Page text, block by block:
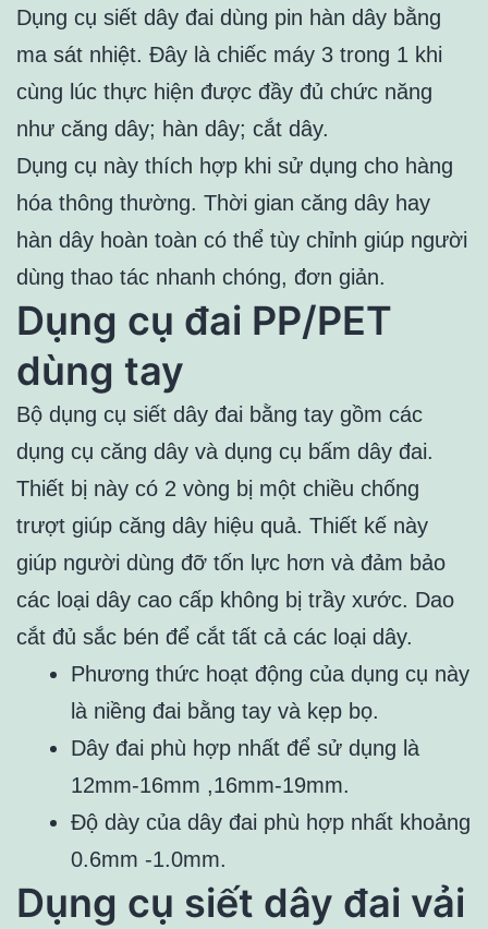
Dụng cụ siết dây đai dùng pin hàn dây bằng
ma sát nhiệt. Đây là chiếc máy 3 trong 1 khi
cùng lúc thực hiện được đầy đủ chức năng
như căng dây; hàn dây; cắt dây.
Dụng cụ này thích hợp khi sử dụng cho hàng
hóa thông thường. Thời gian căng dây hay
hàn dây hoàn toàn có thể tùy chỉnh giúp người
dùng thao tác nhanh chóng, đơn giản.
Dụng cụ đai PP/PET
dùng tay
Bộ dụng cụ siết dây đai bằng tay gồm các
dụng cụ căng dây và dụng cụ bấm dây đai.
Thiết bị này có 2 vòng bị một chiều chống
trượt giúp căng dây hiệu quả. Thiết kế này
giúp người dùng đỡ tốn lực hơn và đảm bảo
các loại dây cao cấp không bị trầy xước. Dao
cắt đủ sắc bén để cắt tất cả các loại dây.
Phương thức hoạt động của dụng cụ này
là niềng đai bằng tay và kẹp bọ.
Dây đai phù hợp nhất để sử dụng là
12mm-16mm ,16mm-19mm.
Độ dày của dây đai phù hợp nhất khoảng
0.6mm -1.0mm.
Dụng cụ siết dây đai vải